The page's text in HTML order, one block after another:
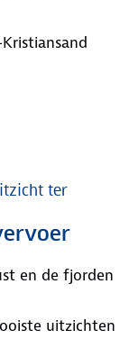
ter
en de fjorden
uitzichten